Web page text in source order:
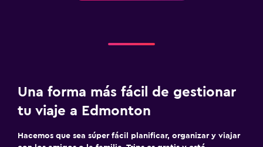
Una forma más fácil de gestionar
tu viaje a Edmonton
Hacemos que sea súper fácil planificar, organizar y viajar